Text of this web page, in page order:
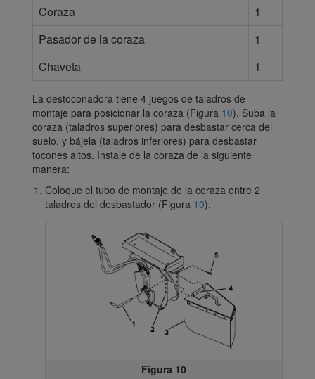
Coraza
1
Pasador de la coraza
1
Chaveta
1
La destoconadora tiene 4 juegos de taladros de
montaje para posicionar la coraza (Figura 10). Suba la
coraza (taladros superiores) para desbastar cerca del
suelo, y bájela (taladros inferiores) para desbastar
tocones altos. Instale de la coraza de la siguiente
manera:
Coloque el tubo de montaje de la coraza entre 2
taladros del desbastador (Figura 10).
Figura 10